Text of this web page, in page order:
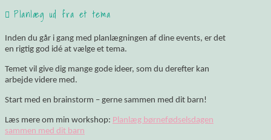
Planlæg ud fra et tema
Inden du går i gang med planlægningen af dine events, er det
en rigtig god idé at vælge et tema.
Temet vil give dig mange gode ideer, som du derefter kan
arbejde videre med.
Start med en brainstorm – gerne sammen med dit barn!
Læs mere om min workshop: Planlæg børnefødselsdagen
sammen med dit barn